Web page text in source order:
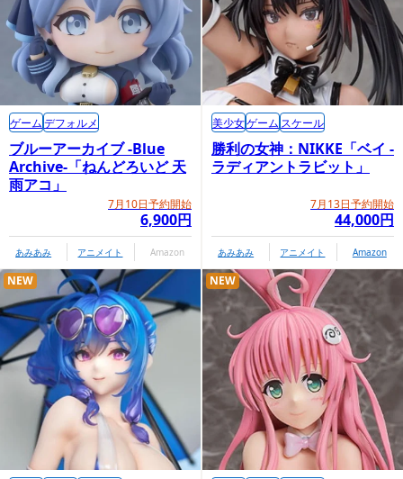
ブルーアーカイブ -Blue
Archive-「ねんどろいど 天
雨アコ」
7月10日予約開始
6,900円
ゲームデフォルメ
あみあみ アニメイト Amazon
勝利の女神：NIKKE「ベイ -
ラディアントラビット」
7月13日予約開始
44,000円
美少女ゲーム スケール
あみあみ アニメイト Amazon
NEW NEW